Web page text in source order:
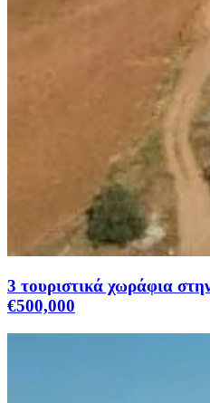
3 τουριστικά χωράφια
€500,000